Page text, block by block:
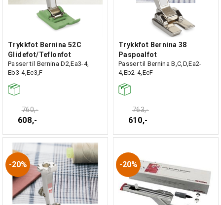
Trykkfot Bernina 52C
Glidefot/Teflonfot
Passer til Bernina D2,Ea3-4,
Eb3-4,Ec3,F
760,-
608,-
Trykkfot Bernina 38
Paspoalfot
Passer til Bernina B,C,D,Ea2-
4,Eb2-4,EcF
763,-
610,-
20% 20%